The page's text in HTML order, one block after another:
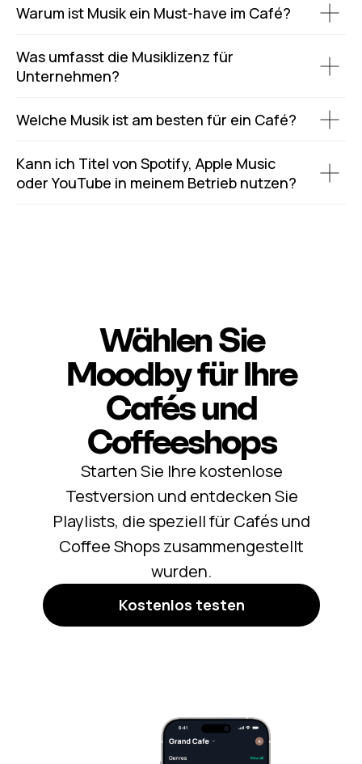
Warum ist Musik ein Must-have im Café?
Was umfasst die Musiklizenz für
Unternehmen?
Welche Musik ist am besten für ein Café?
Kann ich Titel von Spotify, Apple Music
oder YouTube in meinem Betrieb nutzen?
Wählen Sie
Moodby für Ihre
Cafés und
Coffeeshops
Starten Sie Ihre kostenlose
Testversion und entdecken Sie
Playlists, die speziell für Cafés und
Coffee Shops zusammengestellt
wurden.
Kostenlos testen